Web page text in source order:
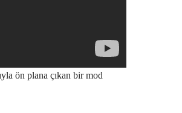
ön plana çıkan bir mod